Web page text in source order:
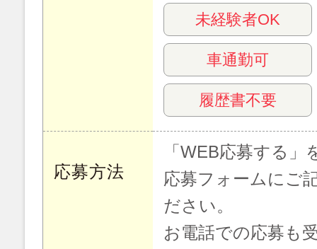
未経験者OK
車通勤可
履歴書不要
応募方法
「WEB応募する
応募フォームにご
ださい。
お電話での応募も